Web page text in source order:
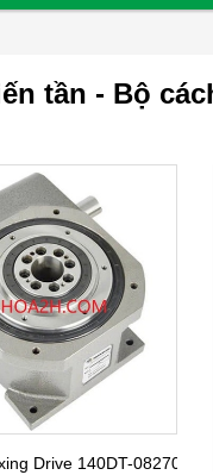
tần - Bộ
Drive 140DT-08270-2R-